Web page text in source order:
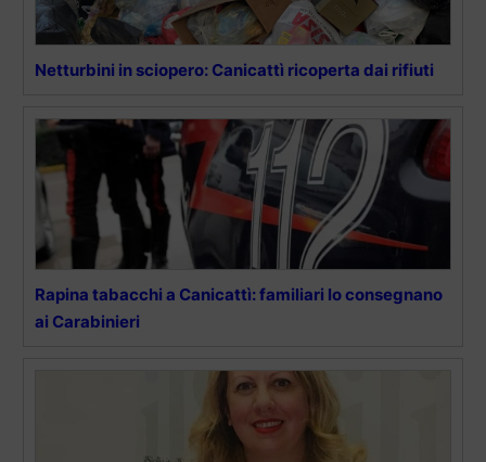
Netturbini in sciopero: Canicattì ricoperta dai rifiuti
Rapina tabacchi a Canicattì: familiari lo consegnano
ai Carabinieri